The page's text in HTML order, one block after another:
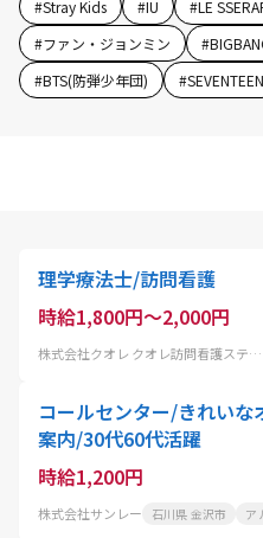
#Stray Kids #IU #LE
#ファン・ジョンミン #
#BTS(防弾少年団) #SEVENTEEN
理学療法士/訪問看護
時給1,800円～2,000円
株式会社クオレ クオレ訪問看護ステーション古川橋
コールセンター/きれいな
案内/30代60代活躍
時給1,200円
株式会社サンレー 石川県 金沢市 ア